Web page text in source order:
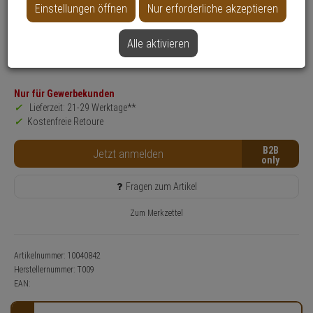
Produktinformationen
Zubehörartikel, Montagewerkzeug
Nur für Gewerbekunden
Lieferzeit: 21-29 Werktage**
Kostenfreie Retoure
Jetzt anmelden B2B
Fragen zum Artikel
Zum Merkzettel
Artikelnummer: 10040842
Herstellernummer: T009
EAN:
Einstellungen öffnen Nur erforderliche akzeptieren
Alle aktivieren